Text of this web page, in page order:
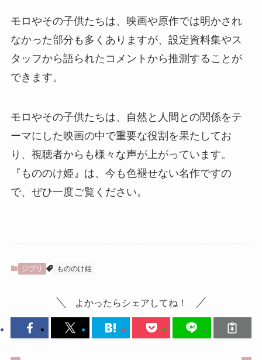
モロやその子供たちは、映画や原作では明かされ
なかった部分も多くありますが、設定資料集やス
タッフから語られたコメントから推測することが
できます。
モロやその子供たちは、自然と人間との関係をテ
ーマにした映画の中で重要な役割を果たしてお
り、視聴者からも様々な声が上がっています。
『もののけ姫』は、今も色褪せない名作ですの
で、ぜひ一度ご覧ください。
ジブリ もののけ姫
よかったらシェアしてね！